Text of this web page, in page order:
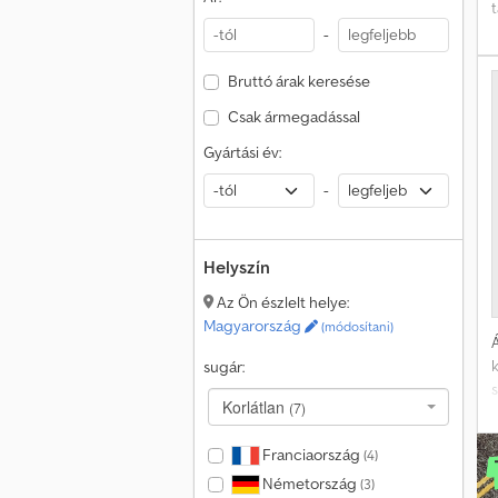
-
Bruttó árak keresése
Csak ármegadással
Gyártási év:
-
Helyszín
Az Ön észlelt helye:
Magyarország
(módosítani)
sugár:
Korlátlan (7)
Franciaország (4)
Németország (3)